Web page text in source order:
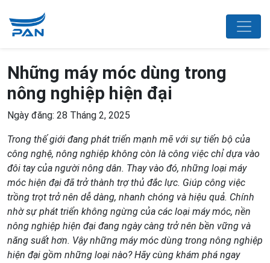
Những máy móc dùng trong
nông nghiệp hiện đại
Ngày đăng: 28 Tháng 2, 2025
Trong thế giới đang phát triển mạnh mẽ với sự tiến bộ của
công nghệ, nông nghiệp không còn là công việc chỉ dựa vào
đôi tay của người nông dân. Thay vào đó, những loại máy
móc hiện đại đã trở thành trợ thủ đắc lực. Giúp công việc
trồng trọt trở nên dễ dàng, nhanh chóng và hiệu quả. Chính
nhờ sự phát triển không ngừng của các loại máy móc, nền
nông nghiệp hiện đại đang ngày càng trở nên bền vững và
năng suất hơn. Vậy những máy móc dùng trong nông nghiệp
hiện đại gồm những loại nào? Hãy cùng khám phá ngay